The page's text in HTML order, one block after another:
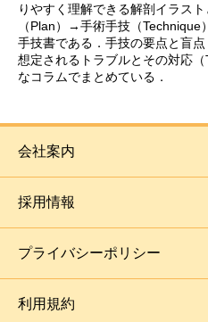
りやすく理解できる解剖イラス
（Plan）→手術手技（
手技書である．手技の要点と盲
想定されるトラブルとその対応
なコラムでまとめている．
会社案内
採用情報
プライバシーポリシー
利用規約